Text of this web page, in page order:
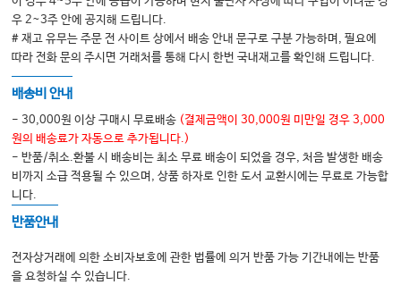
우 2~3주 안에 공지해 드립니다.
# 재고 유무는 주문 전 사이트 상에서 배송 안내 문구로 구분 가능하며, 필요에
따라 전화 문의 주시면 거래처를 통해 다시 한번 국내재고를 확인해 드립니다.
배송비 안내
- 30,000원 이상 구매시 무료배송 (결제금액이 30,000원 미만일 경우 3,000
원의 배송료가 자동으로 추가됩니다.)
- 반품/취소.환불 시 배송비는 최소 무료 배송이 되었을 경우, 처음 발생한 배송
비까지 소급 적용될 수 있으며, 상품 하자로 인한 도서 교환시에는 무료로 가능합
니다.
반품안내
전자상거래에 의한 소비자보호에 관한 법률에 의거 반품 가능 기간내에는 반품
을 요청하실 수 있습니다.